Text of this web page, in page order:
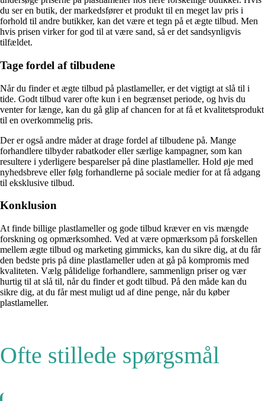
du ser en butik, der markedsfører et produkt til en meget lav pris i
forhold til andre butikker, kan det være et tegn på et ægte tilbud. Men
hvis prisen virker for god til at være sand, så er det sandsynligvis
tilfældet.
Tage fordel af tilbudene
Når du finder et ægte tilbud på plastlameller, er det vigtigt at slå til i
tide. Godt tilbud varer ofte kun i en begrænset periode, og hvis du
venter for længe, kan du gå glip af chancen for at få et kvalitetsprodukt
til en overkommelig pris.
Der er også andre måder at drage fordel af tilbudene på. Mange
forhandlere tilbyder rabatkoder eller særlige kampagner, som kan
resultere i yderligere besparelser på dine plastlameller. Hold øje med
nyhedsbreve eller følg forhandlerne på sociale medier for at få adgang
til eksklusive tilbud.
Konklusion
At finde billige plastlameller og gode tilbud kræver en vis mængde
forskning og opmærksomhed. Ved at være opmærksom på forskellen
mellem ægte tilbud og marketing gimmicks, kan du sikre dig, at du får
den bedste pris på dine plastlameller uden at gå på kompromis med
kvaliteten. Vælg pålidelige forhandlere, sammenlign priser og vær
hurtig til at slå til, når du finder et godt tilbud. På den måde kan du
sikre dig, at du får mest muligt ud af dine penge, når du køber
plastlameller.
Ofte stillede spørgsmål